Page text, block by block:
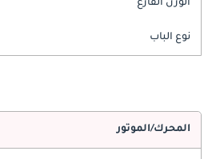
الوزن الفارغ
نوع الباب
المحرك/الموتور